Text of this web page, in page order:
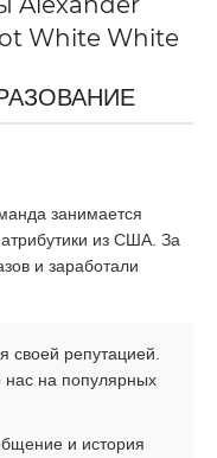
White White
занимается
из США. За
и заработали
своей репутацией.
на популярных
и история